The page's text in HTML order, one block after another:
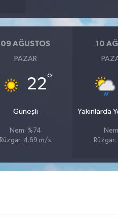
09 AĞUSTOS
PAZAR
22°
Güneşli
Nem: %74
Rüzgar: 4.69 m/s
10
Yakınlarda